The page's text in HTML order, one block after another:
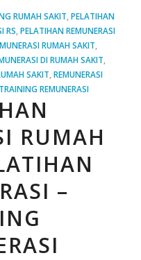
RUMAH SAKIT PELATIHAN
RS PELATIHAN REMUNERASI
RUMAH SAKIT
DI RUMAH SAKIT
SAKIT REMUNERASI
TRAINING REMUNERASI
RUMAH
–